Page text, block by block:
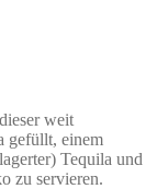
weit
gefüllt, einem
Tequila und
zu servieren.